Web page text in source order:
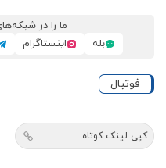
ما را در
بله
اینستاگرام
فوتبال
کپی لینک کوتاه